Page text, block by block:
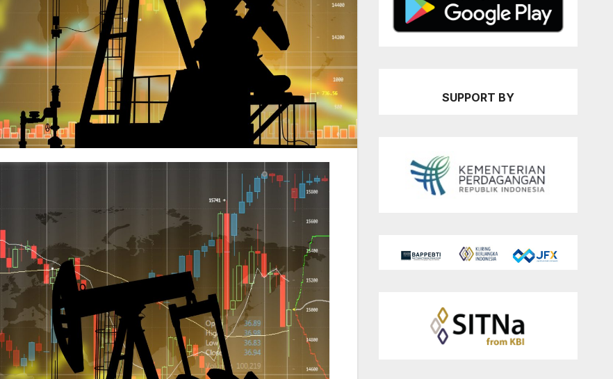
SUPPORT BY